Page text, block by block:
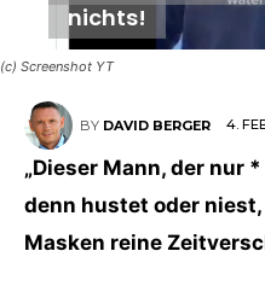
(c) Screenshot YT
nichts!
BY DAVID BERGER 4.
„Dieser Mann, der nur
denn hustet oder
Masken reine